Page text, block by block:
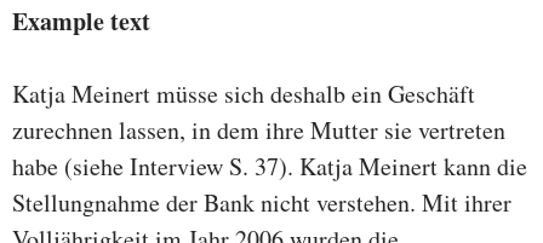
Example text
Katja Meinert müsse sich deshalb ein Geschäft
zurechnen lassen, in dem ihre Mutter sie vertreten
habe (siehe Interview S. 37). Katja Meinert kann die
Stellungnahme der Bank nicht verstehen. Mit ihrer